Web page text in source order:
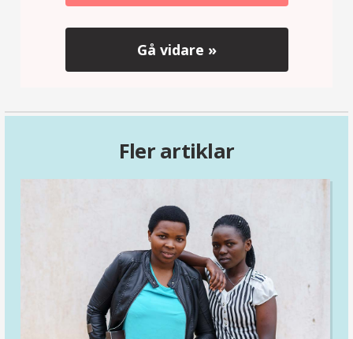
Gå vidare »
Fler artiklar